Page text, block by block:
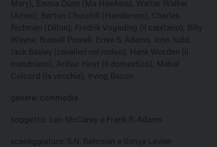
Mary), Emma Dunn (Ma Hawkins), Walter Walker
(Ames), Berton Churchill (Henderson), Charles
Richman (Dillon), Fredrik Vogeding (il capitano), Billy
Wayne, Russell Powell, Ernie S. Adams, John Judd,
Jack Baxley (cavalieri nel rodeo), Hank Worden (il
mandriano), Arthur Hoyt (il domestico), Mabel
Colcord (la vecchia), Irving Bacon
genere: commedia
soggetto: Leo McCarey e Frank R. Adams
sceneggiatura: S.N. Behrman e Sonya Levien